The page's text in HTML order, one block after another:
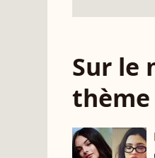
Sur le
thème